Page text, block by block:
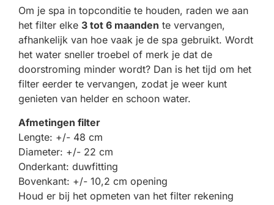
Om je spa in topconditie te houden, raden we aan
het filter elke 3 tot 6 maanden te vervangen,
afhankelijk van hoe vaak je de spa gebruikt. Wordt
het water sneller troebel of merk je dat de
doorstroming minder wordt? Dan is het tijd om het
filter eerder te vervangen, zodat je weer kunt
genieten van helder en schoon water.
Afmetingen filter
Lengte: +/- 48 cm
Diameter: +/- 22 cm
Onderkant: duwfitting
Bovenkant: +/- 10,2 cm opening
Houd er bij het opmeten van het filter rekening